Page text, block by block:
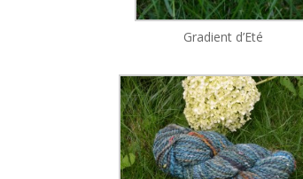
Gradient d’Eté